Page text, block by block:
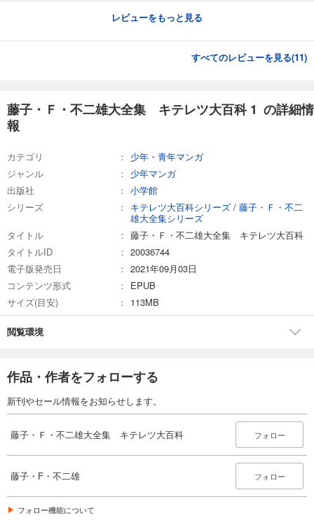
レビューをもっと見る
すべてのレビューを見る(11)
藤子・Ｆ・不二雄大全集 キテレツ大百科 1 の詳細情
報
カテゴリ
少年・青年マンガ
ジャンル
少年マンガ
出版社
小学館
シリーズ
キテレツ大百科シリーズ / 藤子・Ｆ・不二
雄大全集シリーズ
タイトル
藤子・Ｆ・不二雄大全集 キテレツ大百科
タイトルID
20036744
電子版発売日
2021年09月03日
コンテンツ形式
EPUB
サイズ(目安)
113MB
閲覧環境
作品・作者をフォローする
新刊やセール情報をお知らせします。
藤子・Ｆ・不二雄大全集 キテレツ大百科 フォロー
藤子・F・不二雄 フォロー
フォロー機能について